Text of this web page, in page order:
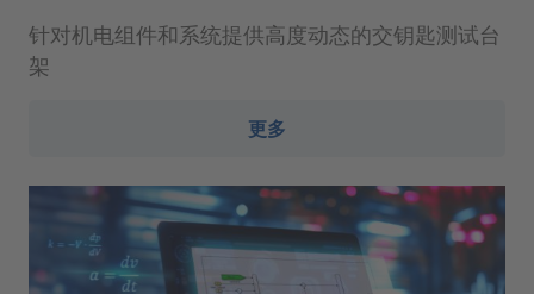
针对机电组件和系统提供高度动态的交钥匙测试台
架
更多